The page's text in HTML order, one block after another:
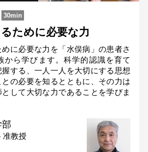
30min
ために必要な力
に必要な力を「水俣病」の患者さ
から学びます。科学的認識を育て
握する、一人一人を大切にする思想
との必要を知るとともに、その力は
して大切な力であることを学びま
准教授